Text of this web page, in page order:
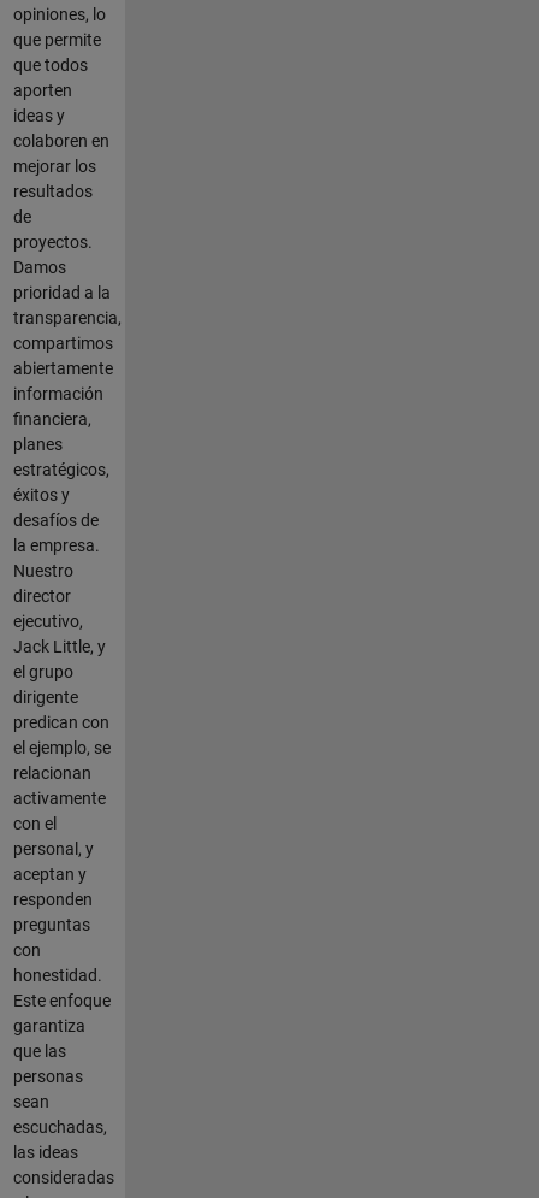
opiniones, lo
que permite
que todos
aporten
ideas y
colaboren en
mejorar los
resultados
de
proyectos.
Damos
prioridad a la
transparencia,
compartimos
abiertamente
información
financiera,
planes
estratégicos,
éxitos y
desafíos de
la empresa.
Nuestro
director
ejecutivo,
Jack Little, y
el grupo
dirigente
predican con
el ejemplo, se
relacionan
activamente
con el
personal, y
aceptan y
responden
preguntas
con
honestidad.
Este enfoque
garantiza
que las
personas
sean
escuchadas,
las ideas
consideradas